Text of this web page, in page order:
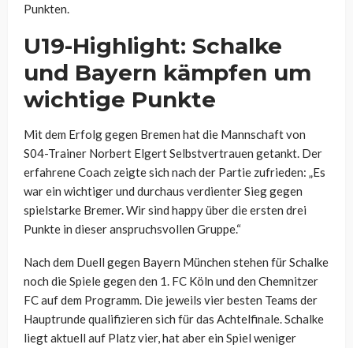
Punkten.
U19-Highlight: Schalke
und Bayern kämpfen um
wichtige Punkte
Mit dem Erfolg gegen Bremen hat die Mannschaft von
S04-Trainer Norbert Elgert Selbstvertrauen getankt. Der
erfahrene Coach zeigte sich nach der Partie zufrieden: „Es
war ein wichtiger und durchaus verdienter Sieg gegen
spielstarke Bremer. Wir sind happy über die ersten drei
Punkte in dieser anspruchsvollen Gruppe.“
Nach dem Duell gegen Bayern München stehen für Schalke
noch die Spiele gegen den 1. FC Köln und den Chemnitzer
FC auf dem Programm. Die jeweils vier besten Teams der
Hauptrunde qualifizieren sich für das Achtelfinale. Schalke
liegt aktuell auf Platz vier, hat aber ein Spiel weniger